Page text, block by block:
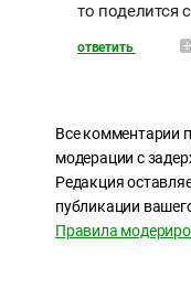
то поделится
ответить
Все комментарии
модерации с
Редакция
публикации
Правила